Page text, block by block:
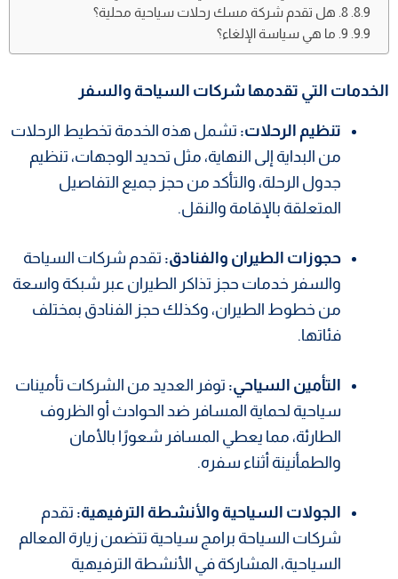
8. هل تقدم شركة مسك رحلات سياحية محلية؟
9. ما هي سياسة الإلغاء؟
الخدمات التي تقدمها شركات السياحة والسفر
تنظيم الرحلات: تشمل هذه الخدمة تخطيط الرحلات
من البداية إلى النهاية، مثل تحديد الوجهات، تنظيم
جدول الرحلة، والتأكد من حجز جميع التفاصيل
المتعلقة بالإقامة والنقل.
حجوزات الطيران والفنادق: تقدم شركات السياحة
والسفر خدمات حجز تذاكر الطيران عبر شبكة واسعة
من خطوط الطيران، وكذلك حجز الفنادق بمختلف
فئاتها.
التأمين السياحي: توفر العديد من الشركات تأمينات
سياحية لحماية المسافر ضد الحوادث أو الظروف
الطارئة، مما يعطي المسافر شعورًا بالأمان
والطمأنينة أثناء سفره.
الجولات السياحية والأنشطة الترفيهية: تقدم
شركات السياحة برامج سياحية تتضمن زيارة المعالم
السياحية، المشاركة في الأنشطة الترفيهية